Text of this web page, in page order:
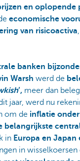
en
economische
van risicoactiva
banken
Warsh werd de
’, meer dan
jaar, werd nu
om de inflatie
belangrijkste
in Europa en
in wisselkoersen